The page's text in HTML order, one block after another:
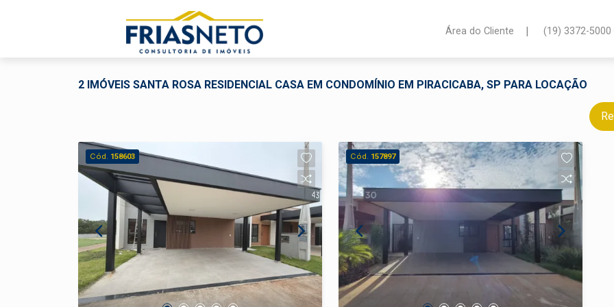
Área do Cliente | (19) 3372-5000
2 IMÓVEIS SANTA ROSA RESIDENCIAL CASA EM CONDOMÍNIO EM PIRACICABA, SP PARA LOCAÇÃO
Cód. 158603 Cód. 157897